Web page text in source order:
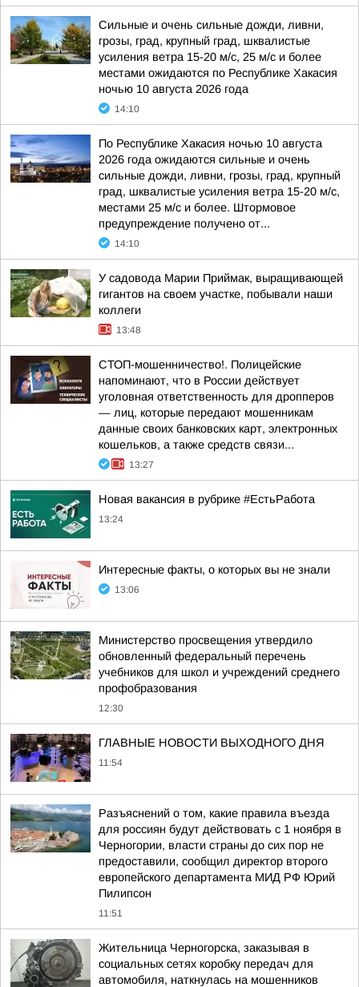
Сильные и очень сильные дожди, ливни,
грозы, град, крупный град, шквалистые
усиления ветра 15-20 м/с, 25 м/с и более
местами ожидаются по Республике Хакасия
ночью 10 августа 2026 года
14:10
По Республике Хакасия ночью 10 августа
2026 года ожидаются сильные и очень
сильные дожди, ливни, грозы, град, крупный
град, шквалистые усиления ветра 15-20 м/с,
местами 25 м/с и более. Штормовое
предупреждение получено от...
14:10
У садовода Марии Приймак, выращивающей
гигантов на своем участке, побывали наши
коллеги
13:48
СТОП-мошенничество!. Полицейские
напоминают, что в России действует
уголовная ответственность для дропперов
— лиц, которые передают мошенникам
данные своих банковских карт, электронных
кошельков, а также средств связи...
13:27
Новая вакансия в рубрике #ЕстьРабота
13:24
Интересные факты, о которых вы не знали
13:06
Министерство просвещения утвердило
обновленный федеральный перечень
учебников для школ и учреждений среднего
профобразования
12:30
ГЛАВНЫЕ НОВОСТИ ВЫХОДНОГО ДНЯ
11:54
Разъяснений о том, какие правила въезда
для россиян будут действовать с 1 ноября в
Черногории, власти страны до сих пор не
предоставили, сообщил директор второго
европейского департамента МИД РФ Юрий
Пилипсон
11:51
Жительница Черногорска, заказывая в
социальных сетях коробку передач для
автомобиля, наткнулась на мошенников